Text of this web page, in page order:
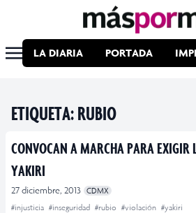
LA DIARIA PORTADA
ETIQUETA:RUBIO
CONVOCAN A MARCHA PARA EXIGIR
YAKIRI
27 diciembre, 2013 CDMX
#injusticia #inseguridad #rubio #violación #yakiri